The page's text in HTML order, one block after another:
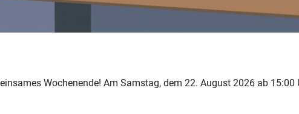
Wochenende! Am Samstag, dem 22. August 2026 ab 15:00